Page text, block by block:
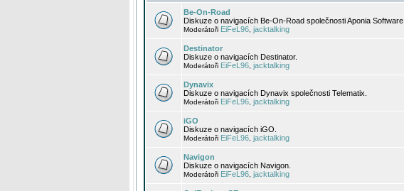
Be-On-Road
Diskuze o navigacích Be-On-Road společnosti Aponia Software.
Moderátoři EiFeL96 jacktalking
Destinator
Diskuze o navigacích Destinator.
Moderátoři EiFeL96 jacktalking
Dynavix
Diskuze o navigacích Dynavix společnosti Telematix.
Moderátoři EiFeL96 jacktalking
iGO
Diskuze o navigacích iGO.
Moderátoři EiFeL96 jacktalking
Navigon
Diskuze o navigacích Navigon.
Moderátoři EiFeL96 jacktalking